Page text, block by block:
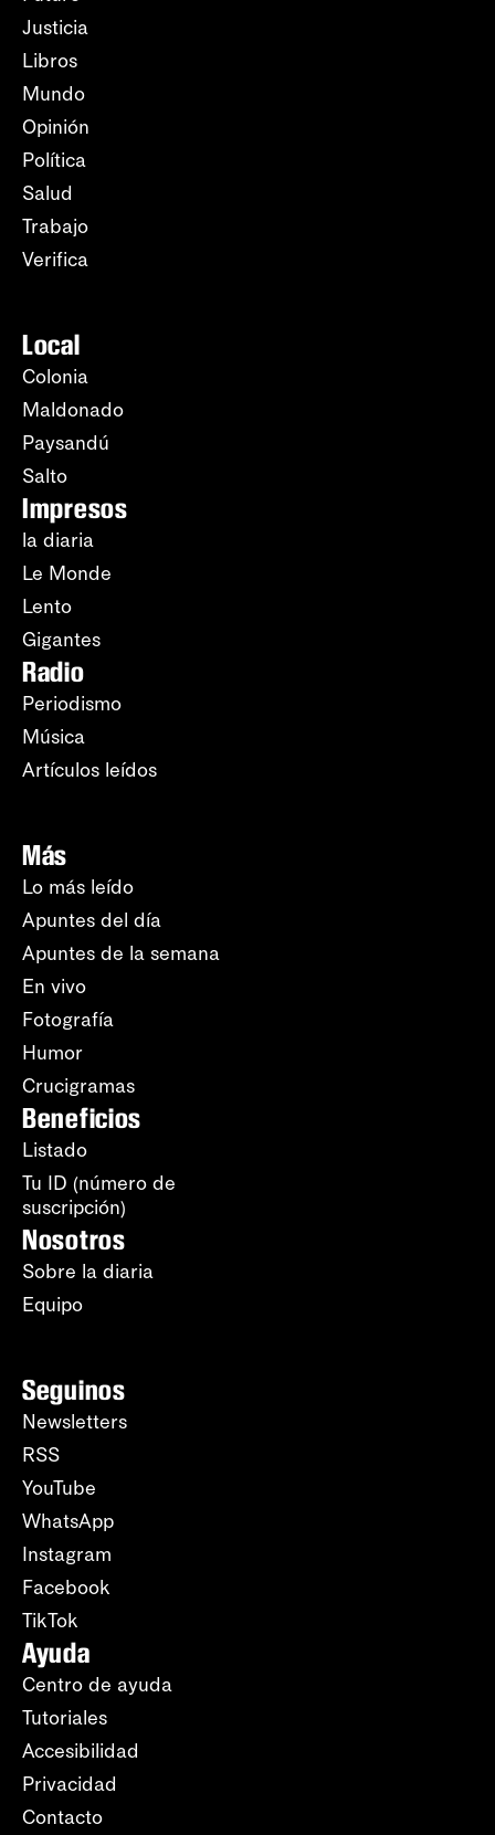
Justicia
Libros
Mundo
Opinión
Política
Salud
Trabajo
Verifica
Local
Colonia
Maldonado
Paysandú
Salto
Impresos
la diaria
Le Monde
Lento
Gigantes
Radio
Periodismo
Música
Artículos leídos
Más
Lo más leído
Apuntes del día
Apuntes de la semana
En vivo
Fotografía
Humor
Crucigramas
Beneficios
Listado
Tu ID (número de
suscripción)
Nosotros
Sobre la diaria
Equipo
Seguinos
Newsletters
RSS
YouTube
WhatsApp
Instagram
Facebook
TikTok
Ayuda
Centro de ayuda
Tutoriales
Accesibilidad
Privacidad
Contacto